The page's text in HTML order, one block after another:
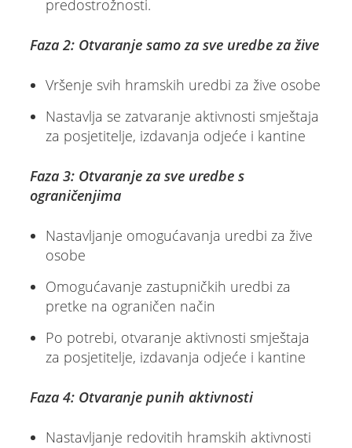
predostrožnosti.
Faza 2: Otvaranje samo za sve uredbe za žive
Vršenje svih hramskih uredbi za žive osobe
Nastavlja se zatvaranje aktivnosti smještaja
za posjetitelje, izdavanja odjeće i kantine
Faza 3: Otvaranje za sve uredbe s
ograničenjima
Nastavljanje omogućavanja uredbi za žive
osobe
Omogućavanje zastupničkih uredbi za
pretke na ograničen način
Po potrebi, otvaranje aktivnosti smještaja
za posjetitelje, izdavanja odjeće i kantine
Faza 4: Otvaranje punih aktivnosti
Nastavljanje redovitih hramskih aktivnosti